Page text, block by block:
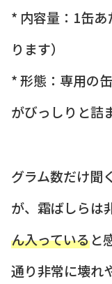
* 内容量：1缶
ります）
* 形態：専用の
がびっしりと詰
グラム数だけ聞
が、霜ばしらは
ん入っていると
通り非常に壊れ